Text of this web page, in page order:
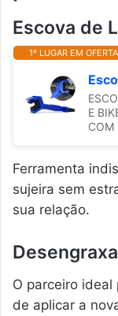
Escova de
1º LUGAR EM OFERTA
E
COM
Ferramenta
sujeira sem
sua relação.
O parceiro
de aplicar a